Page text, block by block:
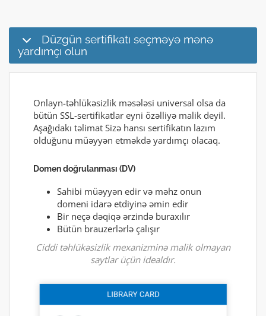
Düzgün sertifikatı seçməyə mənə
yardımçı olun
Onlayn-təhlükəsizlik məsələsi universal olsa da
bütün SSL-sertifikatlar eyni özəlliyə malik deyil.
Aşağıdakı təlimat Sizə hansı sertifikatın lazım
olduğunu müəyyən etməkdə yardımçı olacaq.
Domen doğrulanması (DV)
Sahibi müəyyən edir və məhz onun
domeni idarə etdiyinə əmin edir
Bir neçə dəqiqə ərzində buraxılır
Bütün brauzerlərlə çalışır
Ciddi təhlükəsizlik mexanizminə malik olmayan
saytlar üçün idealdır.